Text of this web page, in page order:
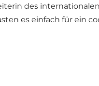
des
es einfach für ein